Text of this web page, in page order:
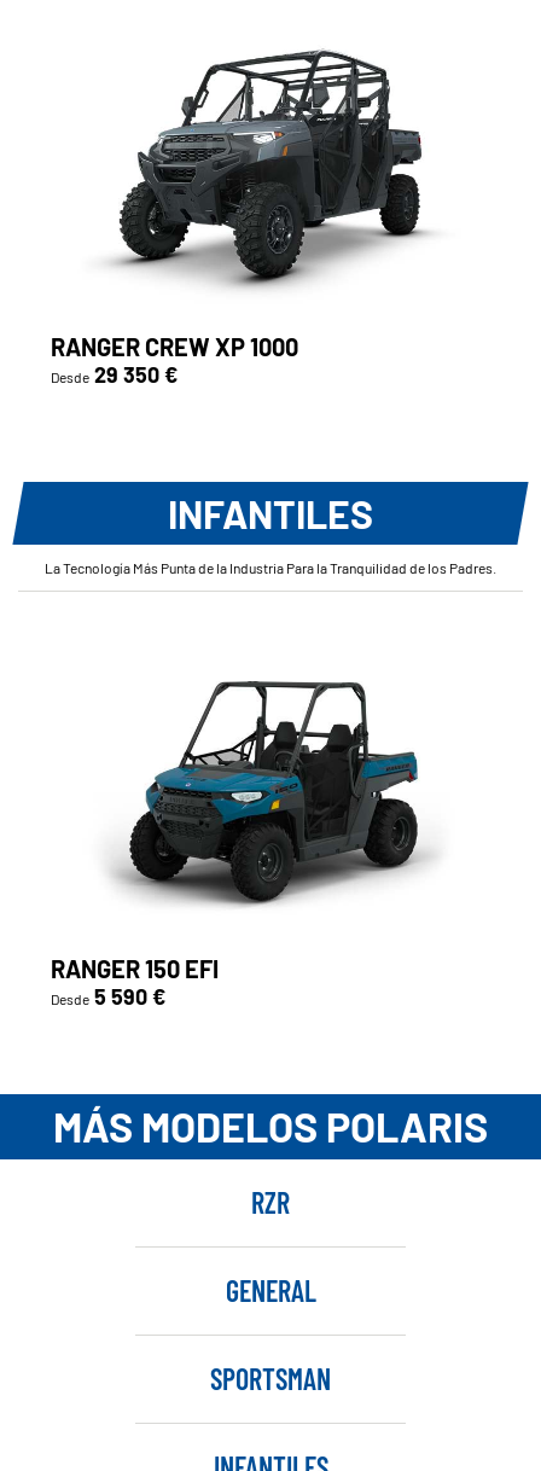
RANGER CREW XP 1000
Desde 29 350 €
INFANTILES
La Tecnología Más Punta de la Industria Para la Tranquilidad de los Padres.
RANGER 150 EFI
Desde 5 590 €
MÁS MODELOS POLARIS
RZR
GENERAL
SPORTSMAN